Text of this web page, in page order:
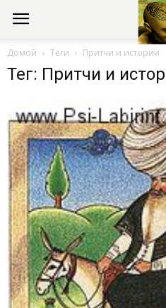
Консультации
психолога
онлайн
Домой Теги Притчи и истории
Тег: Притчи и